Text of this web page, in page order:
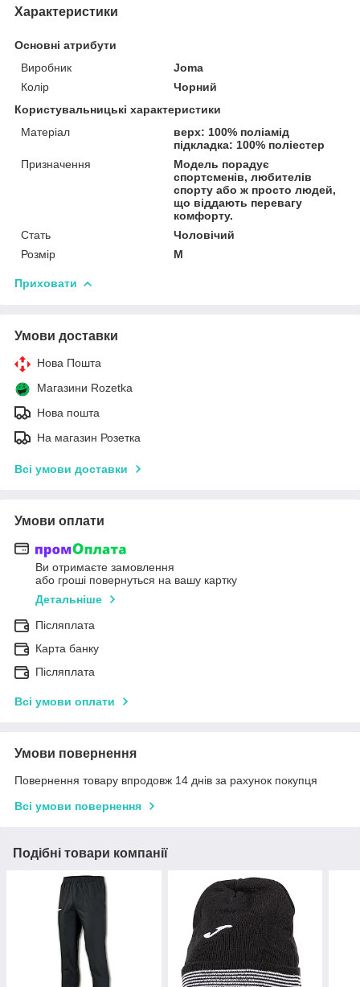
Характеристики
Основні атрибути
Виробник
Joma
Колір
Чорний
Користувальницькі характеристики
Матеріал
верх: 100% поліамід
підкладка: 100% поліестер
Призначення
Модель порадує
спортсменів, любителів
спорту або ж просто людей,
що віддають перевагу
комфорту.
Стать
Чоловічий
Розмір
M
Приховати
Умови доставки
Нова Пошта
Магазини Rozetka
Нова пошта
На магазин Розетка
Всі умови доставки
Умови оплати
Ви отримаєте замовлення
або гроші повернуться на вашу картку
Детальніше
Післяплата
Карта банку
Післяплата
Всі умови оплати
Умови повернення
Повернення товару впродовж 14 днів за рахунок покупця
Всі умови повернення
Подібні товари компанії